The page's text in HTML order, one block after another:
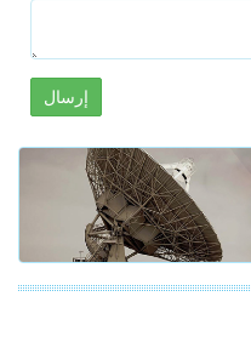
إرسال